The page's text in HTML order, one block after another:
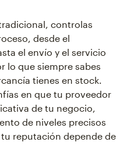
controlas
desde el
el envío y el servicio
lo que siempre sabes
tienes en stock.
en que tu proveedor
de tu negocio,
de niveles precisos
reputación depende de